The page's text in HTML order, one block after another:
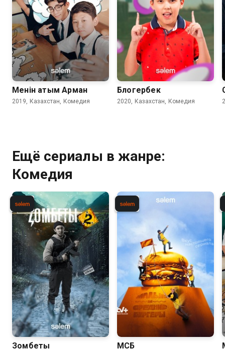
Менiн атым Арман
2019, Казахстан, Комедия
Блогербек
2020, Казахстан, Комедия
Ещё сериалы в жанре:
Комедия
Зомбеты МСБ